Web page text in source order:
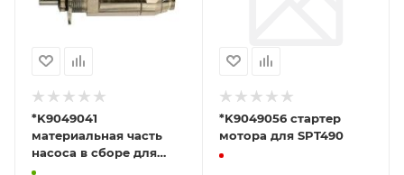
*K9049041
материальная часть
насоса в сборе для
SPT490
*K9049056 стартер
мотора для SPT490